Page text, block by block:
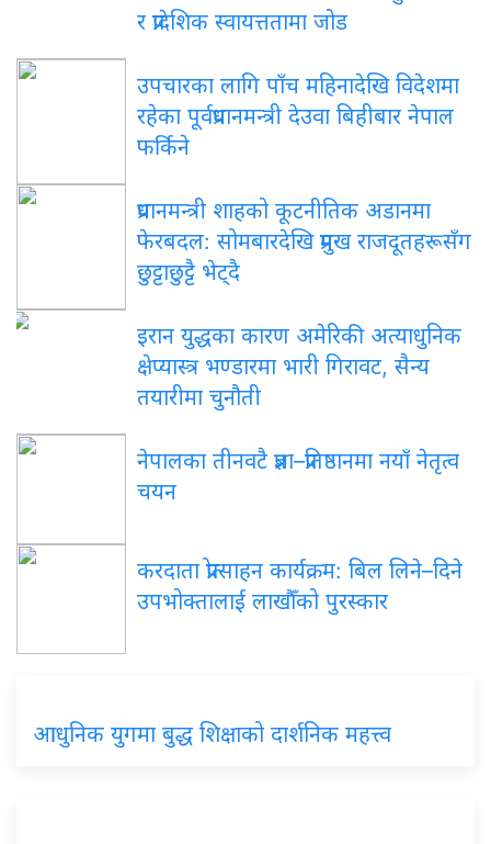
र प्रादेशिक स्वायत्ततामा जोड
उपचारका लागि पाँच महिनादेखि विदेशमा
रहेका पूर्वप्रधानमन्त्री देउवा बिहीबार नेपाल
फर्किने
प्रधानमन्त्री शाहको कूटनीतिक अडानमा
फेरबदल: सोमबारदेखि प्रमुख राजदूतहरूसँग
छुट्टाछुट्टै भेट्दै
इरान युद्धका कारण अमेरिकी अत्याधुनिक
क्षेप्यास्त्र भण्डारमा भारी गिरावट, सैन्य
तयारीमा चुनौती
नेपालका तीनवटै प्रज्ञा–प्रतिष्ठानमा नयाँ नेतृत्व
चयन
करदाता प्रोत्साहन कार्यक्रम: बिल लिने–दिने
उपभोक्तालाई लाखौँको पुरस्कार
आधुनिक युगमा बुद्ध शिक्षाको दार्शनिक महत्त्व